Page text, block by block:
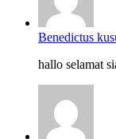
Benedictus
hallo selamat